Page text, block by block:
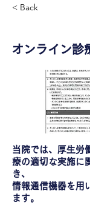
< Back
オンライン診
当院では、厚生労
療の適切な実施に
き、
情報通信機器を用
ます。